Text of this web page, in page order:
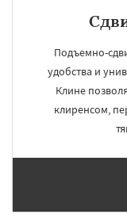
Подъемно-
удобства и
Клине
клиренсом,